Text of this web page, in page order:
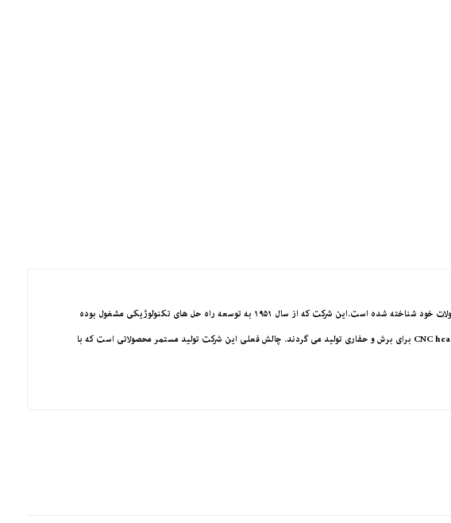
یک شرکت ایتالیایی پیشرو در جهان در تولید لوازم جانبی با دقت بالا برای ماشین ابزار است. خانواده D’ANDREA در سراسر جهان به بالا بودن کیفیت محصولات خود شناخته شده است.این شرکت که از سال ۱۹۵۱ به توسعه راه حل های تکنولوژیکی مشغول بوده
است، اکنون در نسل سوم خود قرار دارد.در دفتر مرکزی در Lainate (میلان) و Castel Del Giudice (Isernia)، Holders و Modular systems و CNC heads lines برای برش و حفاری تولید می گردند. چالش فعلی این شرکت تولید مستمر محصولاتی است که با